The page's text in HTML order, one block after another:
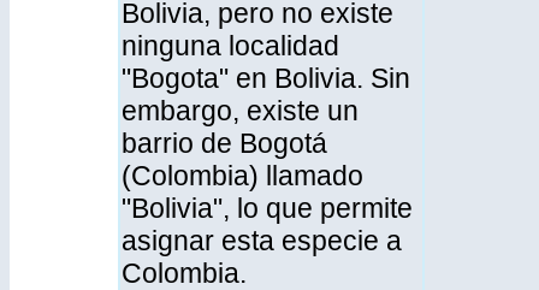
Bolivia, pero no existe
ninguna localidad
"Bogota" en Bolivia. Sin
embargo, existe un
barrio de Bogotá
(Colombia) llamado
"Bolivia", lo que permite
asignar esta especie a
Colombia.